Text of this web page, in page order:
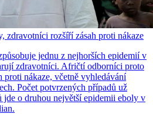
zdravotníci rozšíří zásah proti nákaze
jednu z nejhorších epidemií v
zdravotníci. Afričtí odborníci proto
proti nákaze, včetně vyhledávání
Počet potvrzených případů už
jde o druhou největší epidemii eboly v